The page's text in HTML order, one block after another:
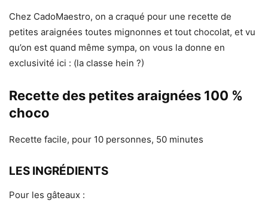
Chez CadoMaestro, on a craqué pour une recette de
petites araignées toutes mignonnes et tout chocolat, et vu
qu’on est quand même sympa, on vous la donne en
exclusivité ici : (la classe hein ?)
Recette des petites araignées 100 %
choco
Recette facile, pour 10 personnes, 50 minutes
LES INGRÉDIENTS
Pour les gâteaux :